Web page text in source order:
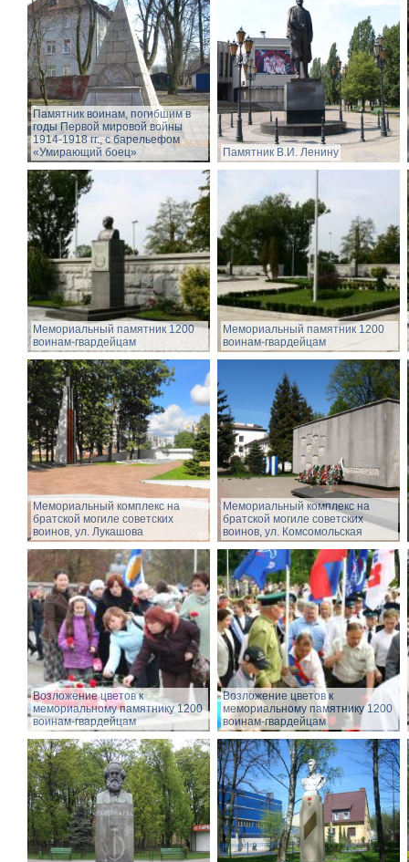
Памятник воинам, погибшим в
годы Первой мировой войны
1914-1918 гг., с барельефом
«Умирающий боец»
Памятник В.И. Ленину
Мемориальный памятник 1200
воинам-гвардейцам
Мемориальный памятник 1200
воинам-гвардейцам
Мемориальный комплекс на
братской могиле советских
воинов, ул. Лукашова
Мемориальный комплекс на
братской могиле советских
воинов, ул. Комсомольская
Возложение цветов к
мемориальному памятнику 1200
воинам-гвардейцам
Возложение цветов к
мемориальному памятнику 1200
воинам-гвардейцам